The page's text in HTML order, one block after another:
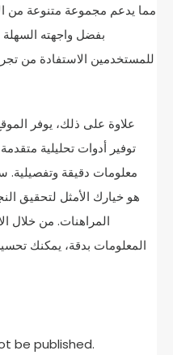
مما يدعم مجموعة متنوعة من
بفضل واجهته
للمستخدمين الاستفادة من
علاوة على ذلك، يوفر
توفير أدوات تحليلية
معلومات دقيقة وتفصيلية.
المراهنات. من خلال
المعلومات بدقة، يمكنك
be published.